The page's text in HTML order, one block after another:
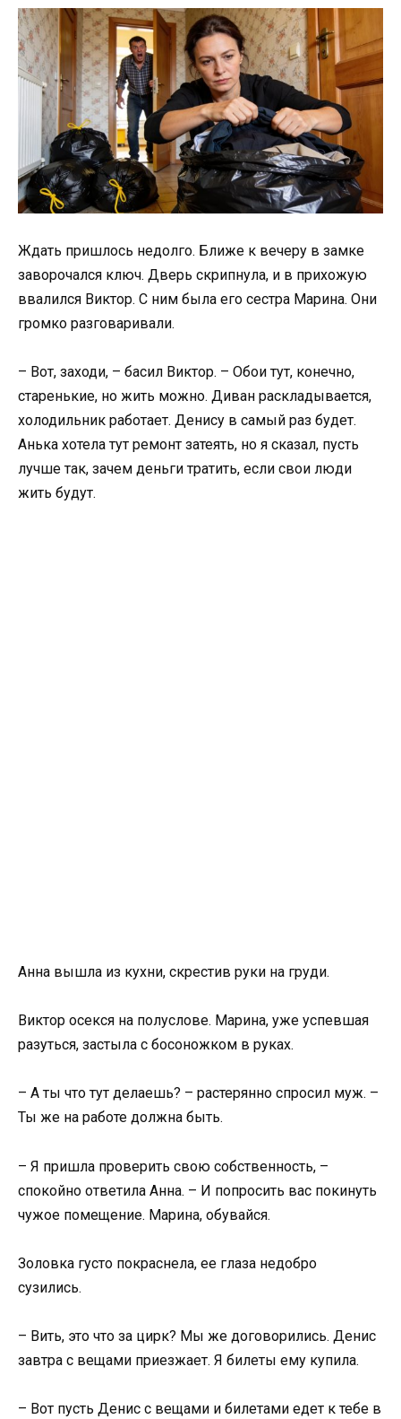
Ждать пришлось недолго. Ближе к вечеру в замке
заворочался ключ. Дверь скрипнула, и в прихожую
ввалился Виктор. С ним была его сестра Марина. Они
громко разговаривали.
– Вот, заходи, – басил Виктор. – Обои тут, конечно,
старенькие, но жить можно. Диван раскладывается,
холодильник работает. Денису в самый раз будет.
Анька хотела тут ремонт затеять, но я сказал, пусть
лучше так, зачем деньги тратить, если свои люди
жить будут.
Анна вышла из кухни, скрестив руки на груди.
Виктор осекся на полуслове. Марина, уже успевшая
разуться, застыла с босоножком в руках.
– А ты что тут делаешь? – растерянно спросил муж. –
Ты же на работе должна быть.
– Я пришла проверить свою собственность, –
спокойно ответила Анна. – И попросить вас покинуть
чужое помещение. Марина, обувайся.
Золовка густо покраснела, ее глаза недобро
сузились.
– Вить, это что за цирк? Мы же договорились. Денис
завтра с вещами приезжает. Я билеты ему купила.
– Вот пусть Денис с вещами и билетами едет к тебе в